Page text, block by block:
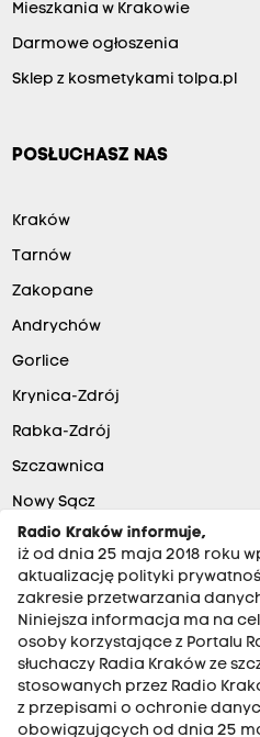
Mieszkania w Krakowie
Darmowe ogłoszenia
Sklep z kosmetykami tolpa.pl
POSŁUCHASZ NAS
Kraków
Tarnów
Zakopane
Andrychów
Gorlice
Krynica-Zdrój
Rabka-Zdrój
Szczawnica
Nowy Sącz
RADIO KRAKÓW SA. Aleja
Kraków
Radio Kraków informuje,
iż od dnia 25 maja 2018 roku
aktualizację polityki
zakresie przetwarzania
Niniejsza informacja ma na
osoby korzystające z Portalu
słuchaczy Radia Kraków ze
stosowanych przez Radio
z przepisami o ochronie
obowiązujących od dnia 25